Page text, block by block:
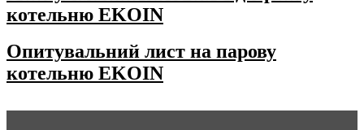
котельню EKOIN
Опитувальний лист на парову
котельню EKOIN